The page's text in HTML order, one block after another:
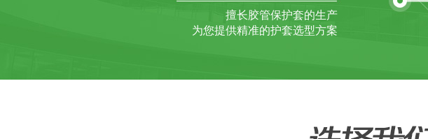
擅长胶管保护套的生产
为您提供精准的护套选型方案